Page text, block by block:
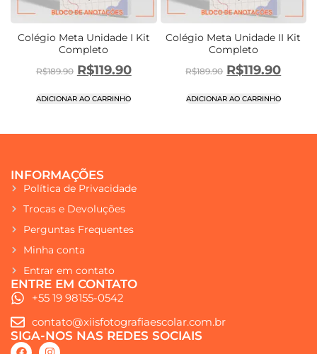
Colégio Meta Unidade I Kit
Completo
R$189.90 R$119.90
ADICIONAR AO CARRINHO
Colégio Meta Unidade II Kit
Completo
R$189.90 R$119.90
ADICIONAR AO CARRINHO
INFORMAÇÕES
Política de Privacidade
Trocas e Devoluções
Perguntas Frequentes
Minha conta
Entrar em contato
ENTRE EM CONTATO
+55 19 98155-0542
contato@xiisfotografiaescolar.com.br
SIGA-NOS NAS REDES SOCIAIS